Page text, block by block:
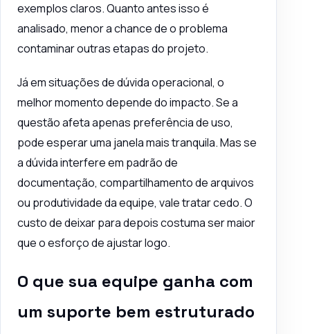
exemplos claros. Quanto antes isso é
analisado, menor a chance de o problema
contaminar outras etapas do projeto.
Já em situações de dúvida operacional, o
melhor momento depende do impacto. Se a
questão afeta apenas preferência de uso,
pode esperar uma janela mais tranquila. Mas se
a dúvida interfere em padrão de
documentação, compartilhamento de arquivos
ou produtividade da equipe, vale tratar cedo. O
custo de deixar para depois costuma ser maior
que o esforço de ajustar logo.
O que sua equipe ganha com
um suporte bem estruturado